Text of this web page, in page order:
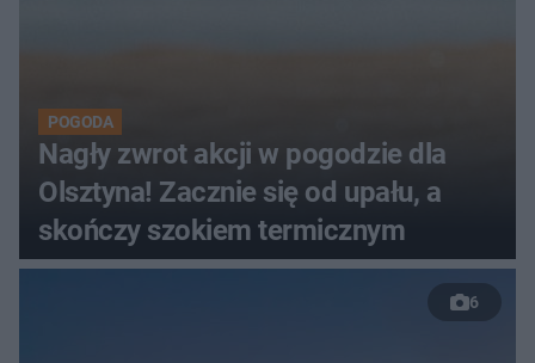
POGODA
Nagły zwrot akcji w pogodzie dla
Olsztyna! Zacznie się od upału, a
skończy szokiem termicznym
6